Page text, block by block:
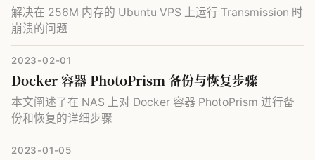
解决在 256M 内存的 Ubuntu VPS 上运行 Transmission 时
崩溃的问题
2023-02-01
Docker 容器 PhotoPrism 备份与恢复步骤
本文阐述了在 NAS 上对 Docker 容器 PhotoPrism 进行备
份和恢复的详细步骤
2023-01-05